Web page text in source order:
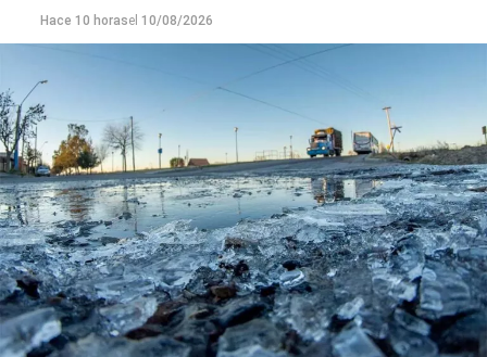
Hace 10 horasel 10/08/2026